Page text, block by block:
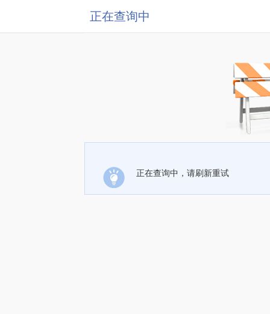
正在查询中
正在查询中，请刷新重试